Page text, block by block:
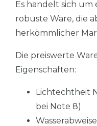
Es handelt sich
robuste Ware, die
herkömmlicher
Die preiswerte
Eigenschaften:
Lichtechtheit
bei Note 8)